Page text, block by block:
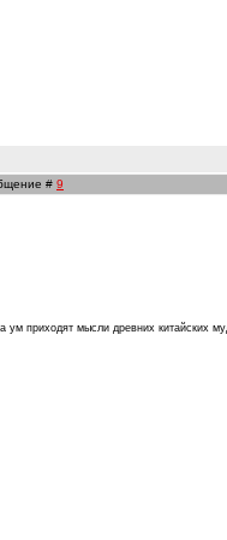
# 9
ум приходят мысли древних китайских